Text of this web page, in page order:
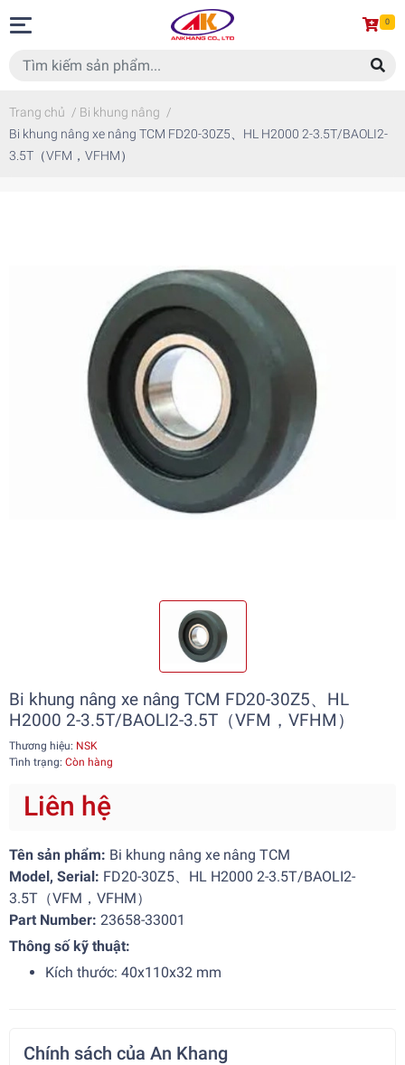
0
Trang chủ / Bi khung nâng /
Bi khung nâng xe nâng TCM FD20-30Z5、HL H2000 2-3.5T/BAOLI2-
3.5T（VFM，VFHM）
Bi khung nâng xe nâng TCM FD20-30Z5、HL
H2000 2-3.5T/BAOLI2-3.5T（VFM，VFHM）
Thương hiệu: NSK
Tình trạng: Còn hàng
Liên hệ
Tên sản phẩm: Bi khung nâng xe nâng TCM
Model, Serial: FD20-30Z5、HL H2000 2-3.5T/BAOLI2-
3.5T（VFM，VFHM）
Part Number: 23658-33001
Thông số kỹ thuật:
Kích thước: 40x110x32 mm
Chính sách của An Khang